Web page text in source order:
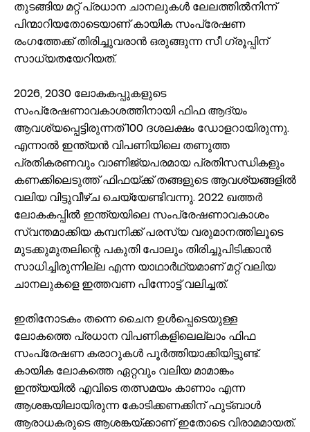
തുടങ്ങിയ മറ്റ് പ്രധാന ചാനലുകൾ ലേലത്തിൽനിന്ന്
പിന്മാറിയതോടെയാണ് കായിക സംപ്രേഷണ
രംഗത്തേക്ക് തിരിച്ചുവരാൻ ഒരുങ്ങുന്ന സീ ഗ്രൂപ്പിന്
സാധ്യതയേറിയത്.
2026, 2030 ലോകകപ്പുകളുടെ
സംപ്രേഷണാവകാശത്തിനായി ഫിഫ ആദ്യം
ആവശ്യപ്പെട്ടിരുന്നത് 100 ദശലക്ഷം ഡോളറായിരുന്നു.
എന്നാൽ ഇന്ത്യൻ വിപണിയിലെ തണുത്ത
പ്രതികരണവും വാണിജ്യപരമായ പ്രതിസന്ധികളും
കണക്കിലെടുത്ത് ഫിഫയ്ക്ക് തങ്ങളുടെ ആവശ്യങ്ങളിൽ
വലിയ വിട്ടുവീഴ്ച ചെയ്യേണ്ടിവന്നു. 2022 ഖത്തർ
ലോകകപ്പിൽ ഇന്ത്യയിലെ സംപ്രേഷണാവകാശം
സ്വന്തമാക്കിയ കമ്പനിക്ക് പരസ്യ വരുമാനത്തിലൂടെ
മുടക്കുമുതലിന്റെ പകുതി പോലും തിരിച്ചുപിടിക്കാൻ
സാധിച്ചിരുന്നില്ല എന്ന യാഥാർഥ്യമാണ് മറ്റ് വലിയ
ചാനലുകളെ ഇത്തവണ പിന്നോട്ട് വലിച്ചത്.
ഇതിനോടകം തന്നെ ചൈന ഉൾപ്പെടെയുള്ള
ലോകത്തെ പ്രധാന വിപണികളിലെല്ലാം ഫിഫ
സംപ്രേഷണ കരാറുകൾ പൂർത്തിയാക്കിയിട്ടുണ്ട്.
കായിക ലോകത്തെ ഏറ്റവും വലിയ മാമാങ്കം
ഇന്ത്യയിൽ എവിടെ തത്സമയം കാണാം എന്ന
ആശങ്കയിലായിരുന്ന കോടിക്കണക്കിന് ഫുട്ബാൾ
ആരാധകരുടെ ആശങ്കയ്ക്കാണ് ഇതോടെ വിരാമമായത്.